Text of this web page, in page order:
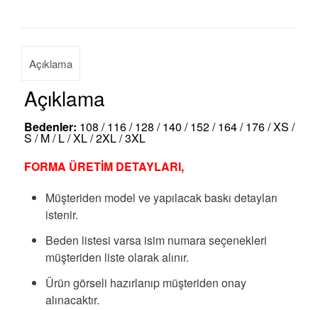
Açıklama
Açıklama
Bedenler: 108 / 116 / 128 / 140 / 152 / 164 / 176 / XS /
S / M / L / XL / 2XL / 3XL
FORMA ÜRETİM DETAYLARI,
Müşteriden model ve yapılacak baskı detayları
istenir.
Beden listesi varsa isim numara seçenekleri
müşteriden liste olarak alınır.
Ürün görseli hazırlanıp müşteriden onay
alınacaktır.